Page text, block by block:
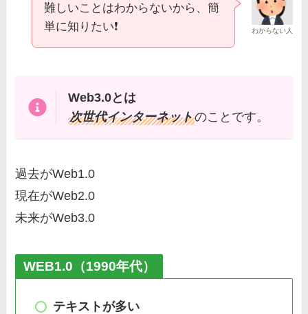
わからない人
難しいことはわからないから、簡
単に知りたい❗
Web3.0とは
次世代インターネットのことです。
過去がWeb1.0
現在がWeb2.0
未来がWeb3.0
WEB1.0（1990年代）
テキストが多い